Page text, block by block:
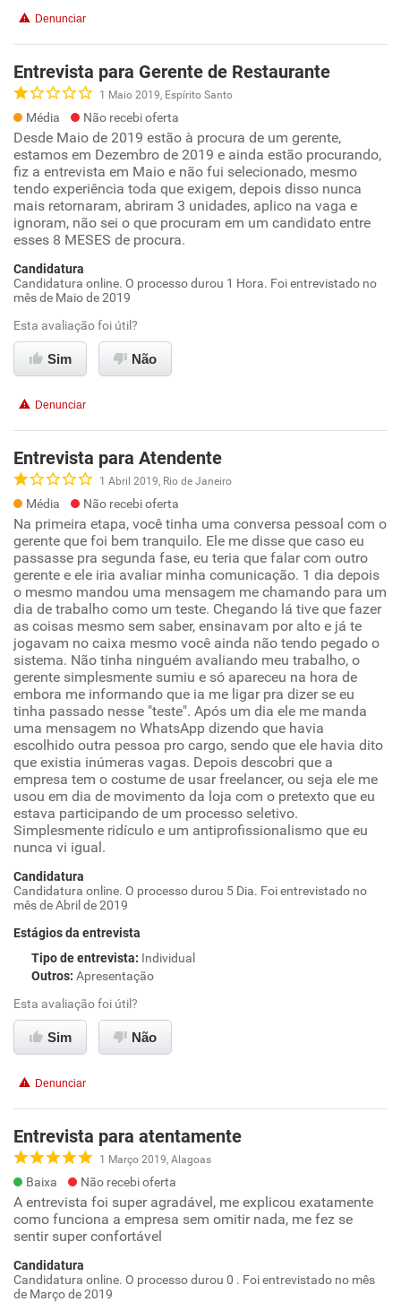
Denunciar
Entrevista para Gerente de Restaurante
1 Maio 2019, Espírito Santo
Média Não recebi oferta
Desde Maio de 2019 estão à procura de um gerente,
estamos em Dezembro de 2019 e ainda estão procurando,
fiz a entrevista em Maio e não fui selecionado, mesmo
tendo experiência toda que exigem, depois disso nunca
mais retornaram, abriram 3 unidades, aplico na vaga e
ignoram, não sei o que procuram em um candidato entre
esses 8 MESES de procura.
Candidatura
Candidatura online. O processo durou 1 Hora. Foi entrevistado no
mês de Maio de 2019
Esta avaliação foi útil?
Sim Não
Denunciar
Entrevista para Atendente
1 Abril 2019, Rio de Janeiro
Média Não recebi oferta
Na primeira etapa, você tinha uma conversa pessoal com o
gerente que foi bem tranquilo. Ele me disse que caso eu
passasse pra segunda fase, eu teria que falar com outro
gerente e ele iria avaliar minha comunicação. 1 dia depois
o mesmo mandou uma mensagem me chamando para um
dia de trabalho como um teste. Chegando lá tive que fazer
as coisas mesmo sem saber, ensinavam por alto e já te
jogavam no caixa mesmo você ainda não tendo pegado o
sistema. Não tinha ninguém avaliando meu trabalho, o
gerente simplesmente sumiu e só apareceu na hora de
embora me informando que ia me ligar pra dizer se eu
tinha passado nesse "teste". Após um dia ele me manda
uma mensagem no WhatsApp dizendo que havia
escolhido outra pessoa pro cargo, sendo que ele havia dito
que existia inúmeras vagas. Depois descobri que a
empresa tem o costume de usar freelancer, ou seja ele me
usou em dia de movimento da loja com o pretexto que eu
estava participando de um processo seletivo.
Simplesmente ridículo e um antiprofissionalismo que eu
nunca vi igual.
Candidatura
Candidatura online. O processo durou 5 Dia. Foi entrevistado no
mês de Abril de 2019
Estágios da entrevista
Tipo de entrevista: Individual
Outros: Apresentação
Esta avaliação foi útil?
Sim Não
Denunciar
Entrevista para atentamente
1 Março 2019, Alagoas
Baixa Não recebi oferta
A entrevista foi super agradável, me explicou exatamente
como funciona a empresa sem omitir nada, me fez se
sentir super confortável
Candidatura
Candidatura online. O processo durou 0 . Foi entrevistado no mês
de Março de 2019